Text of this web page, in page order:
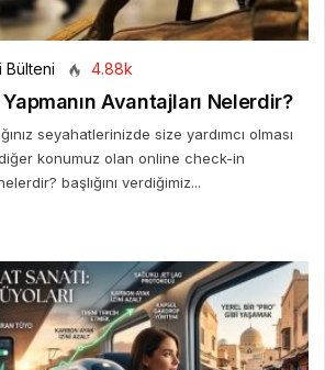
Bülteni 4.88k
Avantajları Nelerdir?
seyahatlerinizde size yardımcı olması
diğer konumuz olan online check-in
başlığını verdiğimiz...